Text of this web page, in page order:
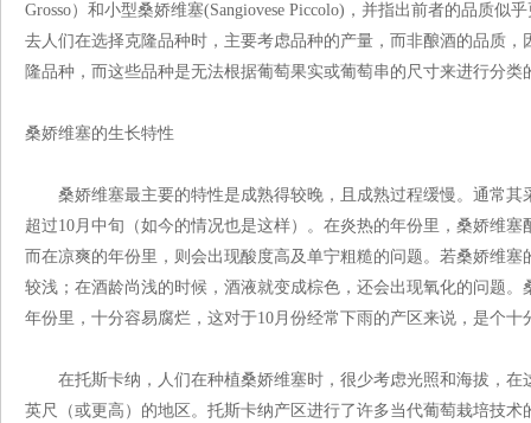
Grosso）和小型桑娇维塞(Sangiovese Piccolo)，并指出前者的品质
去人们在选择克隆品种时，主要考虑品种的产量，而非酿酒的品质
隆品种，而这些品种是无法根据葡萄果实或葡萄串的尺寸来进行分类
桑娇维塞的生长特性
桑娇维塞最主要的特性是成熟得较晚，且成熟过程缓慢。通常其
超过10月中旬（如今的情况也是这样）。在炎热的年份里，桑娇维
而在凉爽的年份里，则会出现酸度高及单宁粗糙的问题。若桑娇维
较浅；在酒龄尚浅的时候，酒液就变成棕色，还会出现氧化的问题
年份里，十分容易腐烂，这对于10月份经常下雨的产区来说，是个十
在托斯卡纳，人们在种植桑娇维塞时，很少考虑光照和海拔，在
英尺（或更高）的地区。托斯卡纳产区进行了许多当代葡萄栽培技